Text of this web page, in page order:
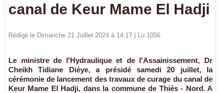
canal de Keur Mame El Hadji
Rédigé le Dimanche 21 Juillet 2024 à 14:17 | Lu 1056
Le ministre de l'Hydraulique et de l'Assainissement, Dr
Cheikh Tidiane Dièye, a présidé samedi 20 juillet, la
cérémonie de lancement des travaux de curage du canal de
Keur Mame El Hadji, dans la commune de Thiès - Nord. A